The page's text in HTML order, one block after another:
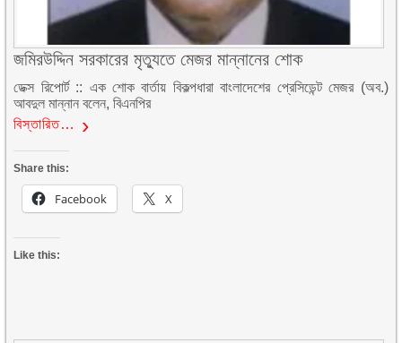
জমিরউদ্দিন সরকারের মৃত্যুতে মেজর মান্নানের শোক
ডেক্স রিপোর্ট :: এক শোক বার্তায় বিকল্পধারা বাংলাদেশের প্রেসিডেন্ট মেজর (অব.)
আবদুল মান্নান বলেন, বিএনপির
বিস্তারিত…
Share this:
Facebook X
Like this: